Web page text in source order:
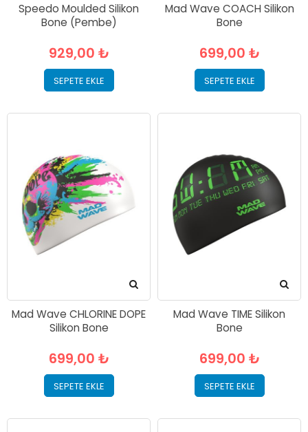
Speedo Moulded Silikon
Bone (Pembe)
929,00 ₺
SEPETE EKLE
Mad Wave COACH Silikon
Bone
699,00 ₺
SEPETE EKLE
Mad Wave CHLORINE DOPE
Silikon Bone
699,00 ₺
SEPETE EKLE
Mad Wave TIME Silikon
Bone
699,00 ₺
SEPETE EKLE